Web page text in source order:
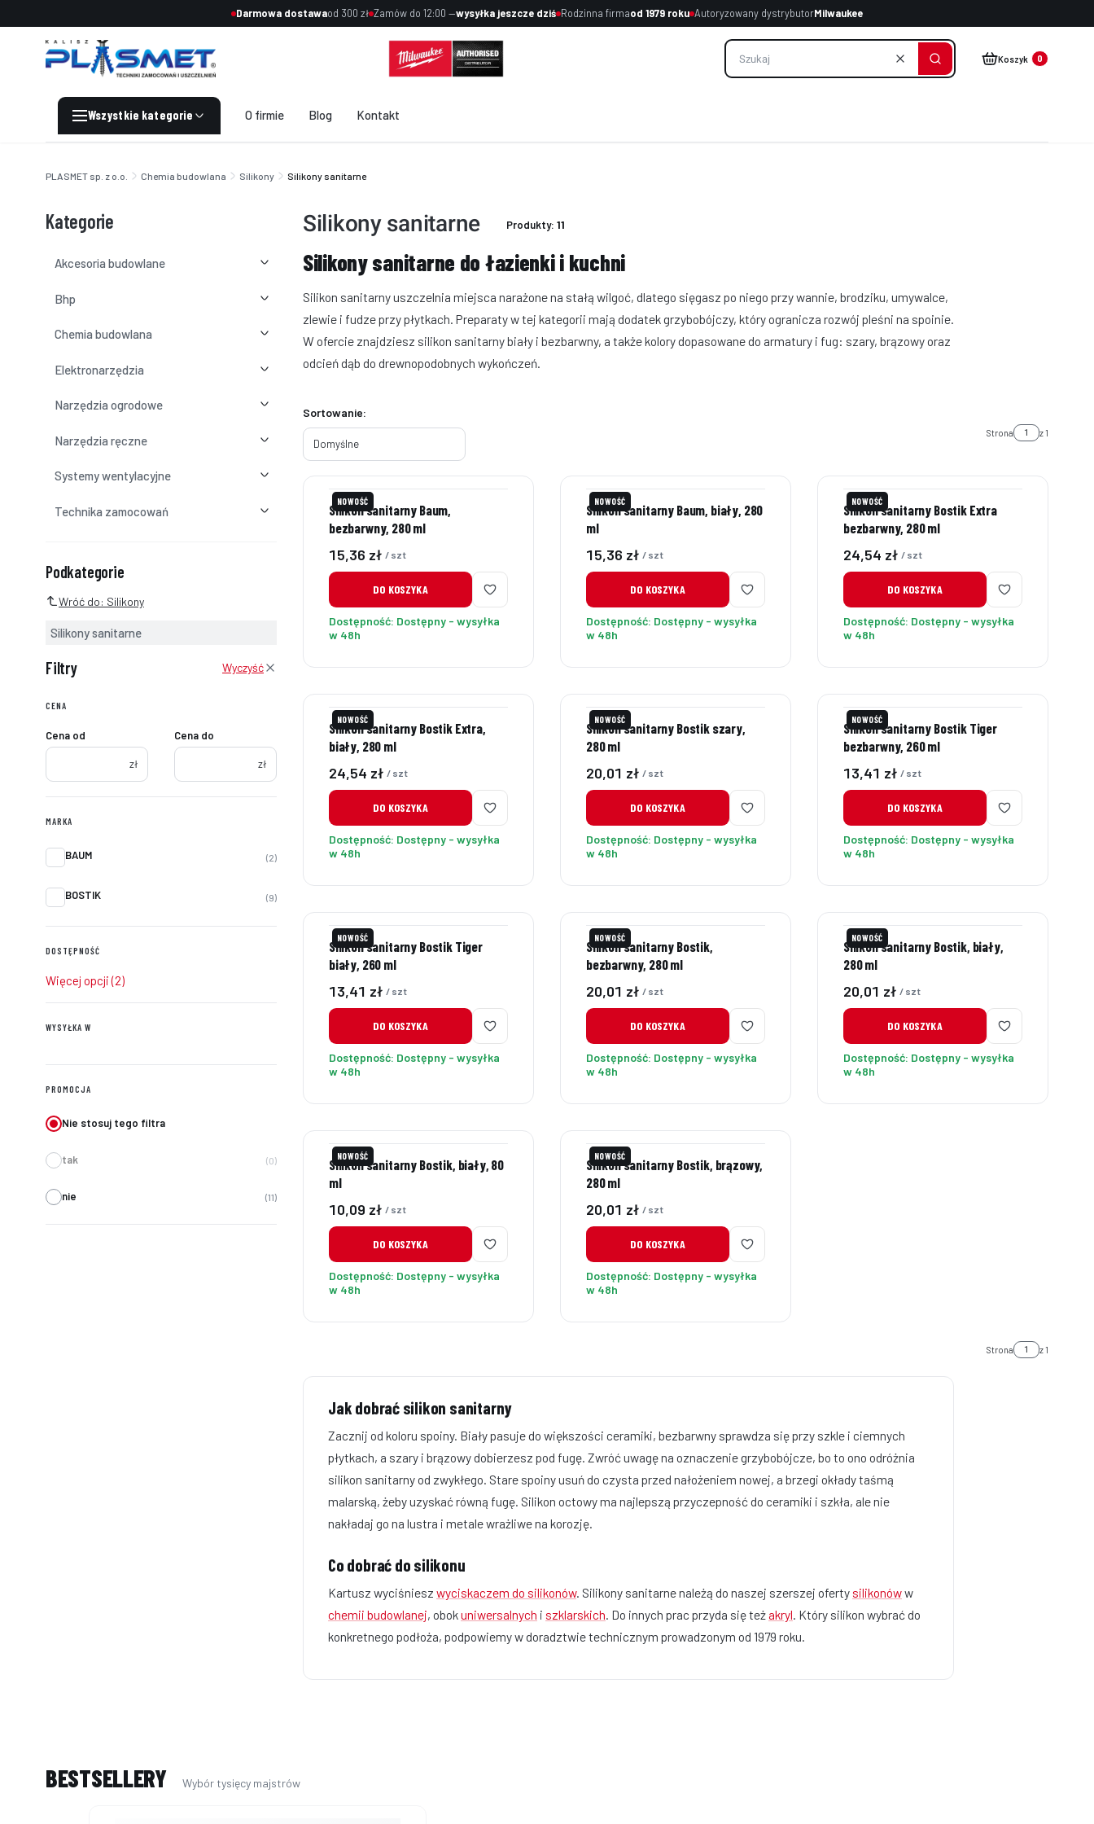
Darmowa dostawaod 300 zł Zamów do 12:00 —wysyłka jeszcze dziś Rodzinna firmaod 1979 roku Autoryzowany dystrybutorMilwaukee
WyczyśćSzukaj Koszyk
O firmie Blog Kontakt
PLASMET sp. z o.o. Chemia budowlana Silikony Silikony sanitarne
Kategorie
Akcesoria budowlane
Bhp
Chemia budowlana
Elektronarzędzia
Narzędzia ogrodowe
Narzędzia ręczne
Systemy wentylacyjne
Technika zamocowań
Podkategorie
Wróć do: Silikony
Silikony sanitarne
Filtry Wyczyść
CENA
Cena od
zł
Cena do
zł
MARKA
MarkaBAUM 2
BOSTIK 9
DOSTĘPNOŚĆ
Dostępność
Więcej opcji (2)
WYSYŁKA W
PROMOCJA
Nie stosuj tego filtra
tak 0
nie 11
Silikony sanitarne Produkty: 11
Silikony sanitarne do łazienki i kuchni
Silikon sanitarny uszczelnia miejsca narażone na stałą wilgoć, dlatego sięgasz po niego przy wannie, brodziku, umywalce,
zlewie i fudze przy płytkach. Preparaty w tej kategorii mają dodatek grzybobójczy, który ogranicza rozwój pleśni na spoinie.
W ofercie znajdziesz silikon sanitarny biały i bezbarwny, a także kolory dopasowane do armatury i fug: szary, brązowy oraz
odcień dąb do drewnopodobnych wykończeń.
Lista produktów
Sortowanie:
Domyślne
Strona z 1
NOWOŚĆ
Silikon sanitarny Baum,
bezbarwny, 280 ml
Cena
15,36 zł / szt
DO KOSZYKA
Dostępność: Dostępny - wysyłka
w 48h
NOWOŚĆ
Silikon sanitarny Baum, biały, 280
ml
Cena
15,36 zł / szt
DO KOSZYKA
Dostępność: Dostępny - wysyłka
w 48h
NOWOŚĆ
Silikon sanitarny Bostik Extra
bezbarwny, 280 ml
Cena
24,54 zł / szt
DO KOSZYKA
Dostępność: Dostępny - wysyłka
w 48h
NOWOŚĆ
Silikon sanitarny Bostik Extra,
biały, 280 ml
Cena
24,54 zł / szt
DO KOSZYKA
Dostępność: Dostępny - wysyłka
w 48h
NOWOŚĆ
Silikon sanitarny Bostik szary,
280 ml
Cena
20,01 zł / szt
DO KOSZYKA
Dostępność: Dostępny - wysyłka
w 48h
NOWOŚĆ
Silikon sanitarny Bostik Tiger
bezbarwny, 260 ml
Cena
13,41 zł / szt
DO KOSZYKA
Dostępność: Dostępny - wysyłka
w 48h
NOWOŚĆ
Silikon sanitarny Bostik Tiger
biały, 260 ml
Cena
13,41 zł / szt
DO KOSZYKA
Dostępność: Dostępny - wysyłka
w 48h
NOWOŚĆ
Silikon sanitarny Bostik,
bezbarwny, 280 ml
Cena
20,01 zł / szt
DO KOSZYKA
Dostępność: Dostępny - wysyłka
w 48h
NOWOŚĆ
Silikon sanitarny Bostik, biały,
280 ml
Cena
20,01 zł / szt
DO KOSZYKA
Dostępność: Dostępny - wysyłka
w 48h
NOWOŚĆ
Silikon sanitarny Bostik, biały, 80
ml
Cena
10,09 zł / szt
DO KOSZYKA
Dostępność: Dostępny - wysyłka
w 48h
NOWOŚĆ
Silikon sanitarny Bostik, brązowy,
280 ml
Cena
20,01 zł / szt
DO KOSZYKA
Dostępność: Dostępny - wysyłka
w 48h
Strona z 1
Jak dobrać silikon sanitarny
Zacznij od koloru spoiny. Biały pasuje do większości ceramiki, bezbarwny sprawdza się przy szkle i ciemnych
płytkach, a szary i brązowy dobierzesz pod fugę. Zwróć uwagę na oznaczenie grzybobójcze, bo to ono odróżnia
silikon sanitarny od zwykłego. Stare spoiny usuń do czysta przed nałożeniem nowej, a brzegi okłady taśmą
malarską, żeby uzyskać równą fugę. Silikon octowy ma najlepszą przyczepność do ceramiki i szkła, ale nie
nakładaj go na lustra i metale wrażliwe na korozję.
Co dobrać do silikonu
Kartusz wyciśniesz wyciskaczem do silikonów. Silikony sanitarne należą do naszej szerszej oferty silikonóww
chemii budowlanej, obokuniwersalnych i szklarskich. Do innych prac przyda się też akryl. Który silikon wybrać do
konkretnego podłoża, podpowiemy w doradztwie technicznym prowadzonym od 1979 roku.
BESTSELLERY